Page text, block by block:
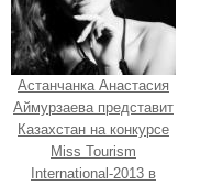
Астанчанка Анастасия
Аймурзаева представит
Казахстан на конкурсе
Miss Tourism
International-2013 в